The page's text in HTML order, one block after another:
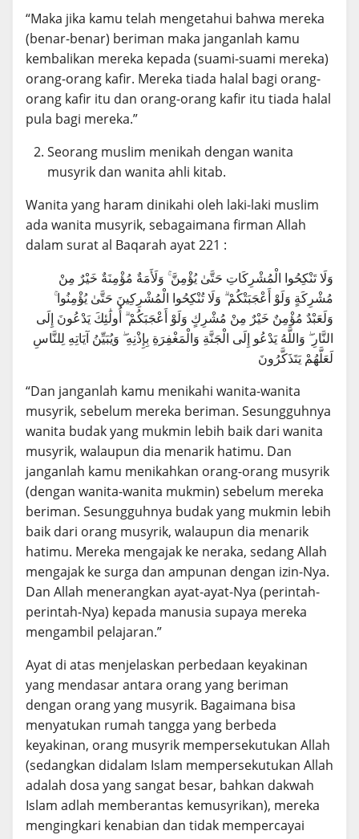
“Maka jika kamu telah mengetahui bahwa mereka
(benar-benar) beriman maka janganlah kamu
kembalikan mereka kepada (suami-suami mereka)
orang-orang kafir. Mereka tiada halal bagi orang-
orang kafir itu dan orang-orang kafir itu tiada halal
pula bagi mereka.”
Seorang muslim menikah dengan wanita
musyrik dan wanita ahli kitab.
Wanita yang haram dinikahi oleh laki-laki muslim
ada wanita musyrik, sebagaimana firman Allah
dalam surat al Baqarah ayat 221 :
وَلَا تَنْكِحُوا الْمُشْرِكَاتِ حَتَّىٰ يُؤْمِنَّ ۚ وَلَأَمَةٌ مُؤْمِنَةٌ خَيْرٌ مِنْ
مُشْرِكَةٍ وَلَوْ أَعْجَبَتْكُمْ ۗ وَلَا تُنْكِحُوا الْمُشْرِكِينَ حَتَّىٰ يُؤْمِنُوا ۚ
وَلَعَبْدٌ مُؤْمِنٌ خَيْرٌ مِنْ مُشْرِكٍ وَلَوْ أَعْجَبَكُمْ ۗ أُولَٰئِكَ يَدْعُونَ إِلَى
النَّارِ ۖ وَاللَّهُ يَدْعُو إِلَى الْجَنَّةِ وَالْمَغْفِرَةِ بِإِذْنِهِ ۖ وَيُبَيِّنُ آيَاتِهِ لِلنَّاسِ
لَعَلَّهُمْ يَتَذَكَّرُونَ
“Dan janganlah kamu menikahi wanita-wanita
musyrik, sebelum mereka beriman. Sesungguhnya
wanita budak yang mukmin lebih baik dari wanita
musyrik, walaupun dia menarik hatimu. Dan
janganlah kamu menikahkan orang-orang musyrik
(dengan wanita-wanita mukmin) sebelum mereka
beriman. Sesungguhnya budak yang mukmin lebih
baik dari orang musyrik, walaupun dia menarik
hatimu. Mereka mengajak ke neraka, sedang Allah
mengajak ke surga dan ampunan dengan izin-Nya.
Dan Allah menerangkan ayat-ayat-Nya (perintah-
perintah-Nya) kepada manusia supaya mereka
mengambil pelajaran.”
Ayat di atas menjelaskan perbedaan keyakinan
yang mendasar antara orang yang beriman
dengan orang yang musyrik. Bagaimana bisa
menyatukan rumah tangga yang berbeda
keyakinan, orang musyrik mempersekutukan Allah
(sedangkan didalam Islam mempersekutukan Allah
adalah dosa yang sangat besar, bahkan dakwah
Islam adlah memberantas kemusyrikan), mereka
mengingkari kenabian dan tidak mempercayai